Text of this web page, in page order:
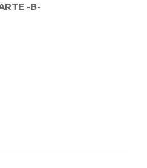
-B-